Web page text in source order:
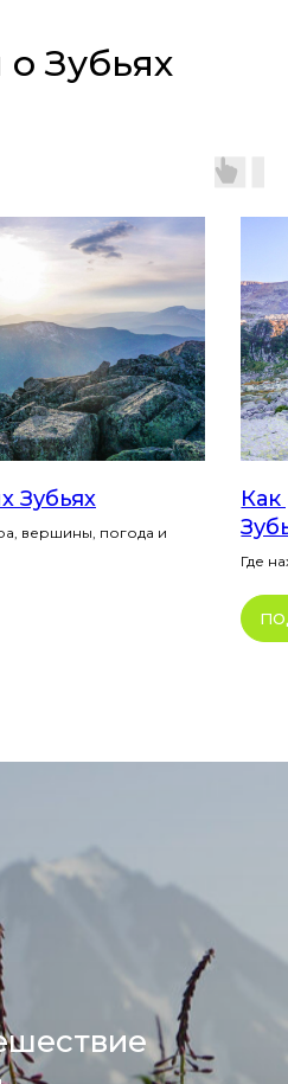
о Зубьях
Зубьях
вершины, погода и
Где